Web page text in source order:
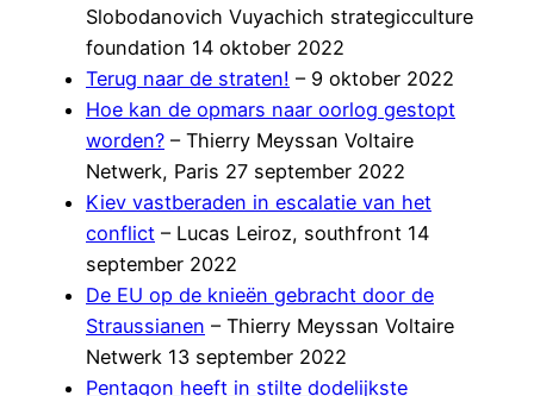
Slobodanovich Vuyachich strategicculture
foundation 14 oktober 2022
Terug naar de straten! – 9 oktober 2022
Hoe kan de opmars naar oorlog gestopt
worden? – Thierry Meyssan Voltaire
Netwerk, Paris 27 september 2022
Kiev vastberaden in escalatie van het
conflict – Lucas Leiroz, southfront 14
september 2022
De EU op de knieën gebracht door de
Straussianen – Thierry Meyssan Voltaire
Netwerk 13 september 2022
Pentagon heeft in stilte dodelijkste